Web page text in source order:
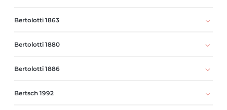
Bertolotti 1863
Bertolotti 1880
Bertolotti 1886
Bertsch 1992